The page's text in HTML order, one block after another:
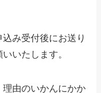
み受付後にお送り
いたします。
由のいかんにかか